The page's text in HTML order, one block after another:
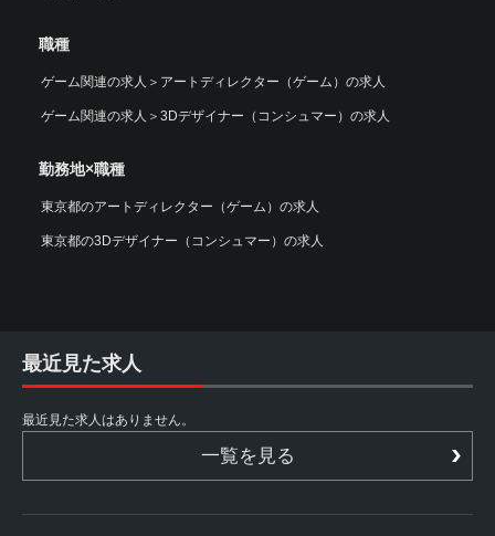
職種
ゲーム関連の求人 ＞ アートディレクター（ゲーム）の求人
ゲーム関連の求人 ＞ 3Dデザイナー（コンシュマー）の求人
勤務地×職種
東京都のアートディレクター（ゲーム）の求人
東京都の3Dデザイナー（コンシュマー）の求人
最近見た求人
最近見た求人はありません。
一覧を見る